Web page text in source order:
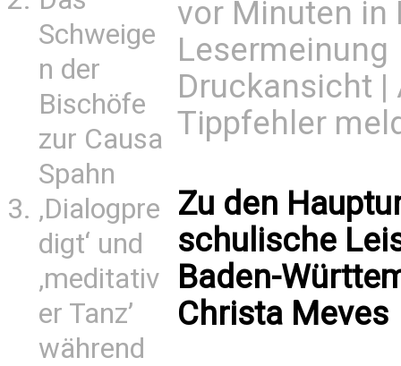
Schweige
n der
Bischöfe
zur Causa
Spahn
‚Dialogpre
digt‘ und
‚meditativ
er Tanz’
während
vor Minuten in
Lesermeinung
Druckansicht |
Tippfehler
Zu den
schulische
Baden-
Christa Meves